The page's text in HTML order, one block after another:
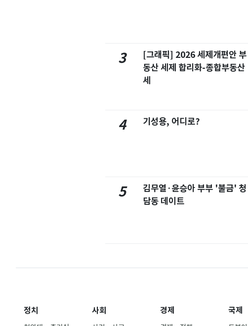
3
[그래픽] 2026 세제개편안 부
동산 세제 합리화-종합부동산
세
4 기성용, 어디로?
5
김무열·윤승아 부부 '불금' 청
담동 데이트
정치 사회 경제 국제